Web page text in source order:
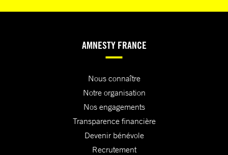
AMNESTY FRANCE
Nous connaître
Notre organisation
Nos engagements
Transparence financière
Devenir bénévole
Recrutement